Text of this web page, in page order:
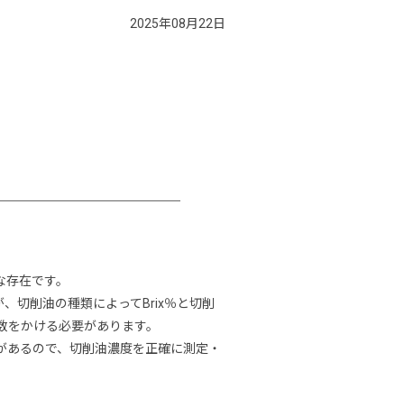
2025年08月22日
在です。
切削油の種類によってBrix％と切削
かける必要があります。
るので、切削油濃度を正確に測定・